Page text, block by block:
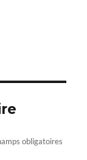
obligatoires